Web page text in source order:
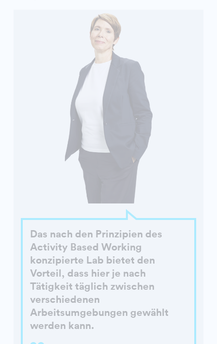
Das nach den Prinzipien des
Activity Based Working
konzipierte Lab bietet den
Vorteil, dass hier je nach
Tätigkeit täglich zwischen
verschiedenen
Arbeitsumgebungen gewählt
werden kann.